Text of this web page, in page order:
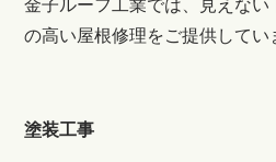
金子ルーフ工業では、見えな
の高い屋根修理をご提供してい
塗装工事